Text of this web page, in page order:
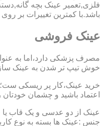
باشد.با کمترین تغییرات
عینک فروشی
مصرف پزشکی دارد،اما به
خوش تیپ تر شدن به عینک
خرید عینک،کار پر ریسکی ست؛
اعتماد باشید و چشمان
عینک از دو عدسی و یک قاب یا
جنس :عینک ها بسته به نوع